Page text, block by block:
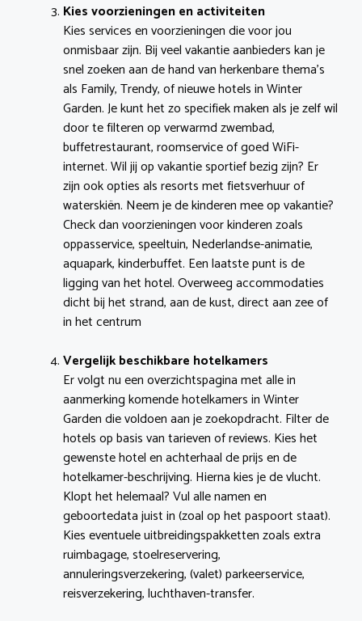
Kies voorzieningen en activiteiten
Kies services en voorzieningen die voor jou
onmisbaar zijn. Bij veel vakantie aanbieders kan je
snel zoeken aan de hand van herkenbare thema’s
als Family, Trendy, of nieuwe hotels in Winter
Garden. Je kunt het zo specifiek maken als je zelf wil
door te filteren op verwarmd zwembad,
buffetrestaurant, roomservice of goed WiFi-
internet. Wil jij op vakantie sportief bezig zijn? Er
zijn ook opties als resorts met fietsverhuur of
waterskiën. Neem je de kinderen mee op vakantie?
Check dan voorzieningen voor kinderen zoals
oppasservice, speeltuin, Nederlandse-animatie,
aquapark, kinderbuffet. Een laatste punt is de
ligging van het hotel. Overweeg accommodaties
dicht bij het strand, aan de kust, direct aan zee of
in het centrum
Vergelijk beschikbare hotelkamers
Er volgt nu een overzichtspagina met alle in
aanmerking komende hotelkamers in Winter
Garden die voldoen aan je zoekopdracht. Filter de
hotels op basis van tarieven of reviews. Kies het
gewenste hotel en achterhaal de prijs en de
hotelkamer-beschrijving. Hierna kies je de vlucht.
Klopt het helemaal? Vul alle namen en
geboortedata juist in (zoal op het paspoort staat).
Kies eventuele uitbreidingspakketten zoals extra
ruimbagage, stoelreservering,
annuleringsverzekering, (valet) parkeerservice,
reisverzekering, luchthaven-transfer.